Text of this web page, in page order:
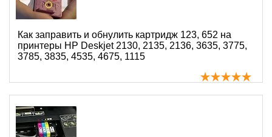
Как заправить и обнулить картридж 123, 652 на
принтеры HP Deskjet 2130, 2135, 2136, 3635, 3775,
3785, 3835, 4535, 4675, 1115